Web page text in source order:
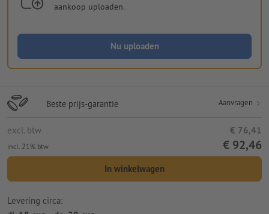
aankoop uploaden.
Nu uploaden
Beste prijs-garantie Aanvragen
excl. btw € 76,41
incl. 21% btw € 92,46
In winkelwagen
Levering circa: